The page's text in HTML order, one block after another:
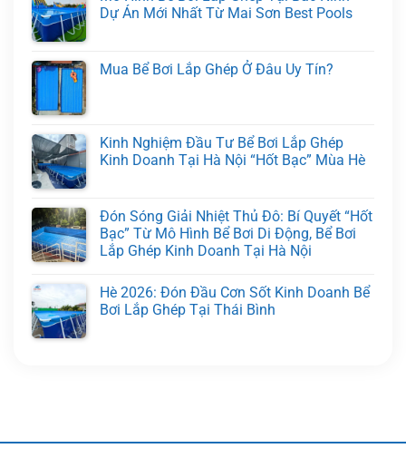
Dự Án Mới Nhất Từ Mai Sơn Best Pools
Mua Bể Bơi Lắp Ghép Ở Đâu Uy Tín?
Kinh Nghiệm Đầu Tư Bể Bơi Lắp Ghép
Kinh Doanh Tại Hà Nội “Hốt Bạc” Mùa Hè
Đón Sóng Giải Nhiệt Thủ Đô: Bí Quyết “Hốt
Bạc” Từ Mô Hình Bể Bơi Di Động, Bể Bơi
Lắp Ghép Kinh Doanh Tại Hà Nội
Hè 2026: Đón Đầu Cơn Sốt Kinh Doanh Bể
Bơi Lắp Ghép Tại Thái Bình